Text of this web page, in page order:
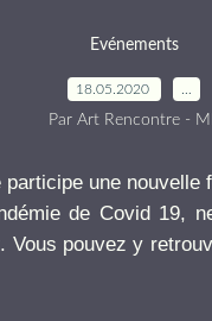
Evénements
18.05.2020
Par Art Rencontre -
participe une nouvelle
de Covid 19,
Vous pouvez y